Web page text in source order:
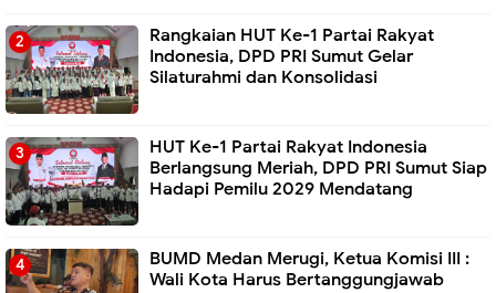
Rangkaian HUT Ke-1 Partai Rakyat
Indonesia, DPD PRI Sumut Gelar
Silaturahmi dan Konsolidasi
HUT Ke-1 Partai Rakyat Indonesia
Berlangsung Meriah, DPD PRI Sumut Siap
Hadapi Pemilu 2029 Mendatang
BUMD Medan Merugi, Ketua Komisi III :
Wali Kota Harus Bertanggungjawab